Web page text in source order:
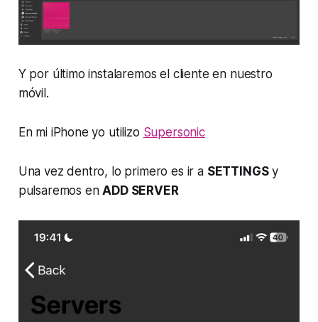
Y por último instalaremos el cliente en nuestro
móvil.
En mi iPhone yo utilizo Supersonic
Una vez dentro, lo primero es ir a SETTINGSy
pulsaremos enADD SERVER